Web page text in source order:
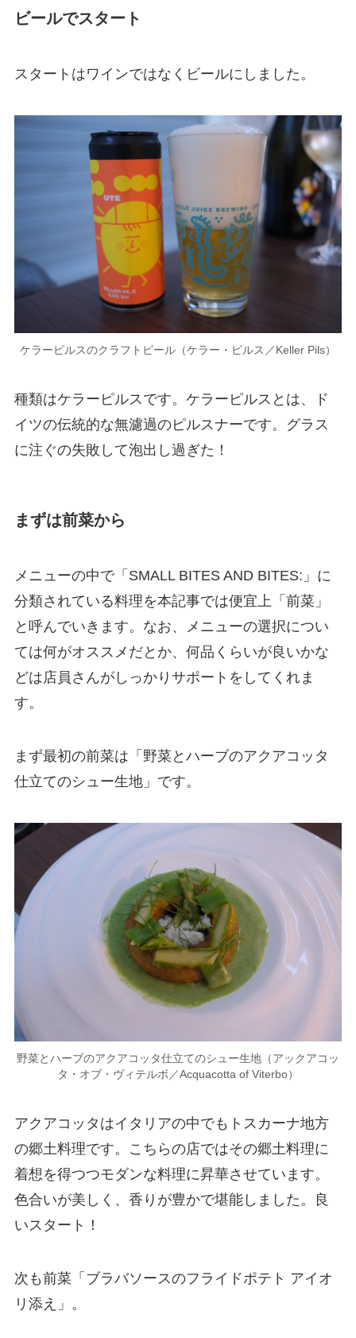
ビールでスタート
スタートはワインではなくビールにしました。
ケラーピルスのクラフトビール（ケラー・ピルス／Keller Pils）
種類はケラーピルスです。ケラーピルスとは、ド
イツの伝統的な無濾過のピルスナーです。グラス
に注ぐの失敗して泡出し過ぎた！
まずは前菜から
メニューの中で「SMALL BITES AND BITES:」に
分類されている料理を本記事では便宜上「前菜」
と呼んでいきます。なお、メニューの選択につい
ては何がオススメだとか、何品くらいが良いかな
どは店員さんがしっかりサポートをしてくれま
す。
まず最初の前菜は「野菜とハーブのアクアコッタ
仕立てのシュー生地」です。
野菜とハーブのアクアコッタ仕立てのシュー生地（アックアコッ
タ・オブ・ヴィテルボ／Acquacotta of Viterbo）
アクアコッタはイタリアの中でもトスカーナ地方
の郷土料理です。こちらの店ではその郷土料理に
着想を得つつモダンな料理に昇華させています。
色合いが美しく、香りが豊かで堪能しました。良
いスタート！
次も前菜「ブラバソースのフライドポテト アイオ
リ添え」。